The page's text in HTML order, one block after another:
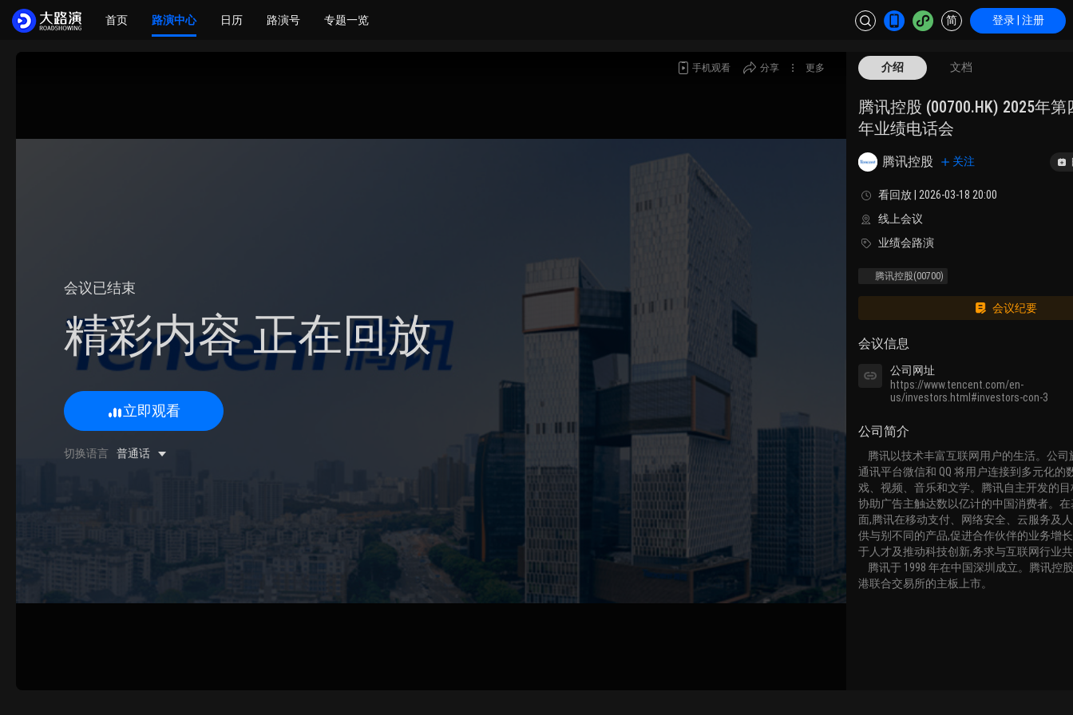
首页 路演中心 日历 路演号 专题一览 简 登录 | 注册
手机观看 分享 更多
会议已结束
精彩内容 正在回放
立即观看
切换语言 普通话
介绍 文档
腾讯控股 (00700.HK) 2025年
年业绩电话会
腾讯控股 关注
看回放 | 2026-03-18 20:00
线上会议
业绩会路演
腾讯控股(00700)
会议纪要
会议信息
公司网址
https://www.tencent.com/en-
us/investors.html#investors-con-3
公司简介
通讯平台微信和 QQ 将用户连接到多元化的
戏、视频、音乐和文学。腾讯自主开发的
协助广告主触达数以亿计的中国消费者。
面,腾讯在移动支付、网络安全、云服务及
供与别不同的产品,促进合作伙伴的业务增
于人才及推动科技创新,务求与互联网行业
港联合交易所的主板上市。
0/500 字
联系电话
微信